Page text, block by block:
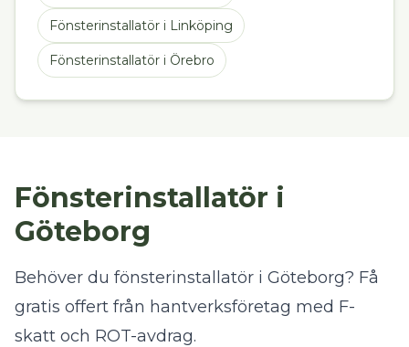
Fönsterinstallatör i Linköping
Fönsterinstallatör i Örebro
Fönsterinstallatör i
Göteborg
Behöver du fönsterinstallatör i Göteborg? Få
gratis offert från hantverksföretag med F-
skatt och ROT-avdrag.